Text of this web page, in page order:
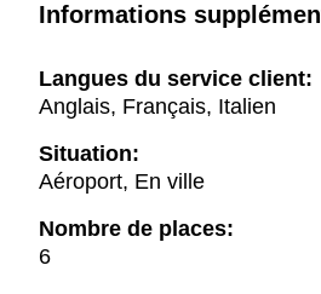
Informations
Langues du service client:
Anglais, Français, Italien
Situation:
Aéroport, En ville
Nombre de places:
6